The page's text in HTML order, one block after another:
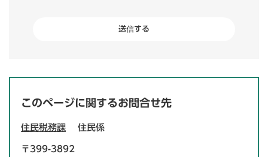
このページに関するお問合せ先
住民税務課 住民係
〒399-3892